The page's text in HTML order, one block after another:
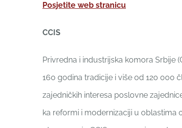
Posjetite web stranicu
CCIS
Privredna i industrijska komora Srbije
160 godina tradicije i više od 120 000
zajedničkih interesa poslovne
ka reformi i modernizaciji u oblastima